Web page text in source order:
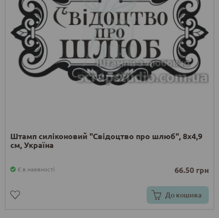
Штамп силіконовий "Свідоцтво про шлюб", 8x4,9
см, Україна
Є в наявності 66.50 грн
До кошика